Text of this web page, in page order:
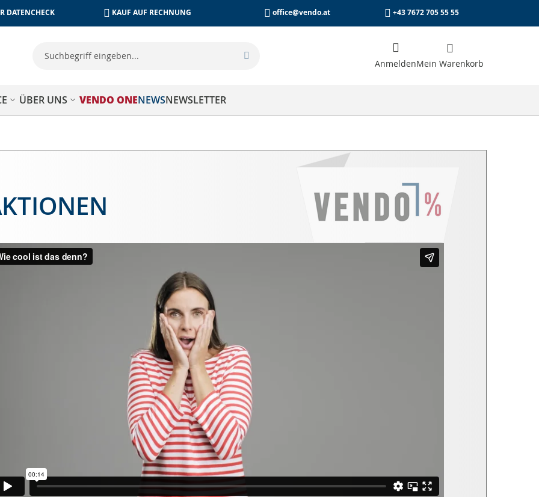
DATENCHECK KAUF AUF RECHNUNG office@vendo.at +43 7672 705 55 55
AnmeldenMein Warenkorb
ÜBER UNS VENDO ONENEWSNEWSLETTER